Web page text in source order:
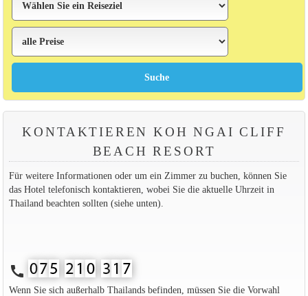
KONTAKTIEREN KOH NGAI CLIFF
BEACH RESORT
Für weitere Informationen oder um ein Zimmer zu buchen, können Sie
das Hotel telefonisch kontaktieren, wobei Sie die aktuelle Uhrzeit in
Thailand beachten sollten (siehe unten).
call
Wenn Sie sich außerhalb Thailands befinden, müssen Sie die Vorwahl